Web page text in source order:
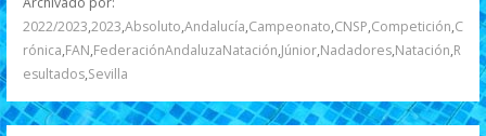
o
k
p ti
2022/2023,2023,Absoluto,Andalucía,Campeonato,CNSP,Competición,C
rónica,FAN,FederaciónAndaluzaNatación,Júnior,Nadadores,Natación,R
esultados,Sevilla